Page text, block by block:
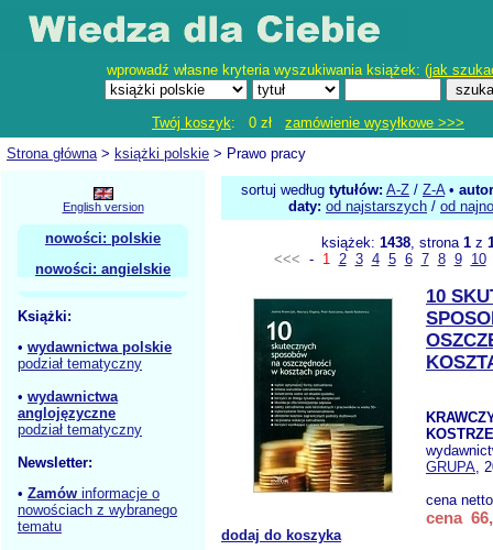
wprowadź własne kryteria wyszukiwania książek: (jak
Twój koszyk: 0 zł zamówienie wysyłkowe >>>
Strona główna> książki polskie > Prawo pracy
English version
nowości: polskie
nowości: angielskie
Książki:
• wydawnictwa polskie
podział tematyczny
• wydawnictwa
anglojęzyczne
podział tematyczny
Newsletter:
• Zamów informacje o
nowościach z wybranego
tematu
sortuj według tytułów: A-Z / Z-A•
daty: od najstarszych / od
książek: 1438, strona 1z
<<< - 1 2 3 4 5 6 7 8 9 10
10
GRUPA,
cena
cena
dodaj do koszyka